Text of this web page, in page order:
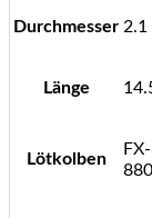
Durchmesser 2.1
Länge
Lötkolben